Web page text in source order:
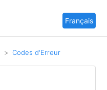
Français
Codes d'Erreur